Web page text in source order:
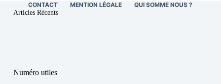
CONTACT MENTION LÉGALE QUI SOMME NOUS ?
Articles Récents
Numéro utiles